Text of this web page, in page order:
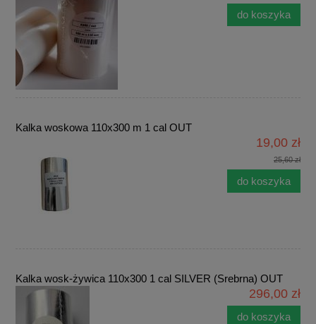
do koszyka
Kalka woskowa 110x300 m 1 cal OUT
19,00 zł
25,60 zł
do koszyka
Kalka wosk-żywica 110x300 1 cal SILVER (Srebrna) OUT
296,00 zł
do koszyka